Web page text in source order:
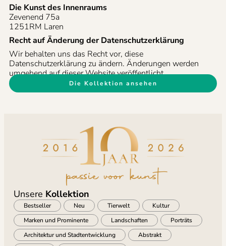
Die Kunst des Innenraums
Zevenend 75a
1251RM Laren
Recht auf Änderung der Datenschutzerklärung
Wir behalten uns das Recht vor, diese
Datenschutzerklärung zu ändern. Änderungen werden
umgehend auf dieser Website veröffentlicht.
Die Kollektion ansehen
Unsere Kollektion
Bestseller Neu Tierwelt
Kultur
Marken und Prominente
Landschaften
Porträts
Architektur und Stadtentwicklung
Abstrakt